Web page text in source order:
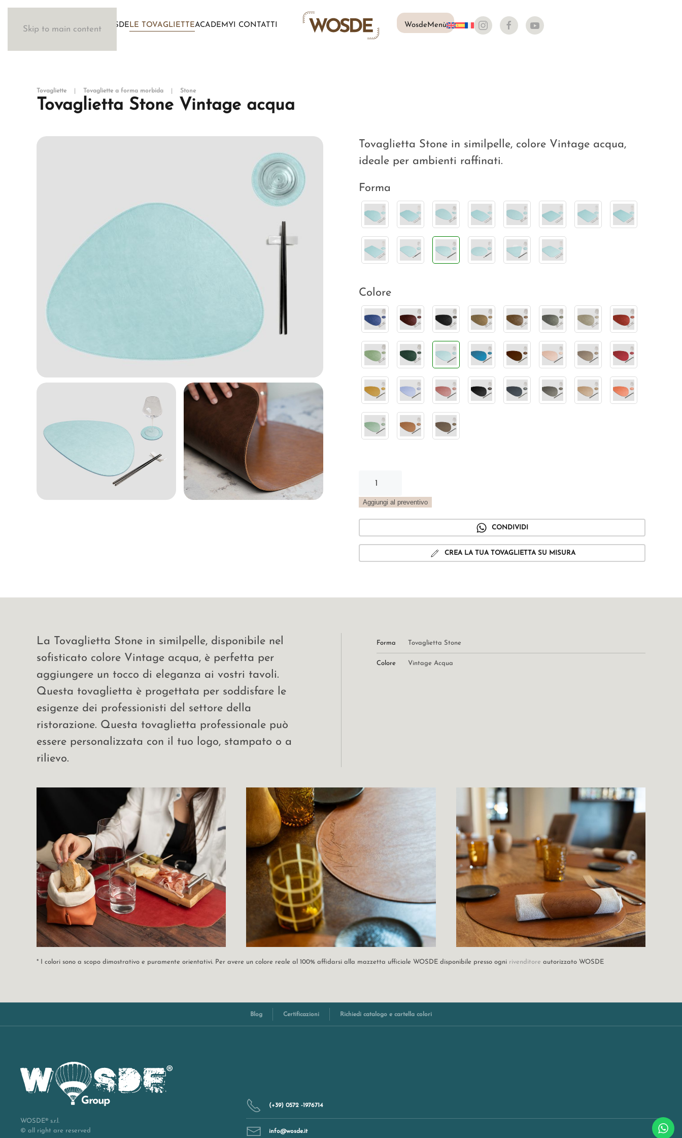
Skip to main content
IL METODO WOSDELE TOVAGLIETTEACADEMYI CONTATTI WosdeMenù
Tovagliette Tovagliette a forma morbida Stone
Tovaglietta Stone Vintage acqua
Tovaglietta Stone in similpelle, colore Vintage acqua,
ideale per ambienti raffinati.
Forma
Colore
Vintage
Aggiungi al preventivo
CONDIVIDI
CREA LA TUA TOVAGLIETTA SU MISURA
La Tovaglietta Stone in similpelle, disponibile nel
sofisticato colore Vintage acqua, è perfetta per
aggiungere un tocco di eleganza ai vostri tavoli.
Questa tovaglietta è progettata per soddisfare le
esigenze dei professionisti del settore della
ristorazione. Questa tovaglietta professionale può
essere personalizzata con il tuo logo, stampato o a
rilievo.
Forma Tovaglietta Stone
Colore Vintage Acqua
* I colori sono a scopo dimostrativo e puramente orientativi. Per avere un colore reale al 100% affidarsi alla mazzetta ufficiale WOSDE disponibile presso ogni rivenditore autorizzato WOSDE
Blog Certificazioni Richiedi catalogo e cartella colori
WOSDE® s.r.l.
© all right are reserved
(+39) 0572 -1976714
info@wosde.it